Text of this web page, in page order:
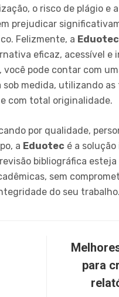
o risco de plágio e
prejudicar
Felizmente, a
eficaz, acessível e
você pode contar com
medida, utilizando
com total originalidade.
por qualidade,
a Eduotec é a solução
bibliográfica esteja
sem
do seu trabalho.
para